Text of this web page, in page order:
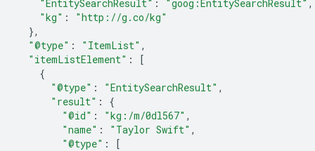
"EntitySearchResult" : "goog:EntitySearchResult" ,
"kg" :
"http://g.co/kg"
},
"@type" : "ItemList" ,
"itemListElement" :
[
{
"@type" : "EntitySearchResult" ,
"result" :
{
"@id" : "kg:/m/0dl567" ,
"name" : "Taylor Swift" ,
"@type" :
[